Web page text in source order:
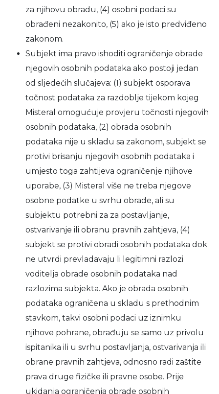
za njihovu obradu, (4) osobni podaci su
obrađeni nezakonito, (5) ako je isto predviđeno
zakonom.
Subjekt ima pravo ishoditi ograničenje obrade
njegovih osobnih podataka ako postoji jedan
od sljedećih slučajeva: (1) subjekt osporava
točnost podataka za razdoblje tijekom kojeg
Misteral omogućuje provjeru točnosti njegovih
osobnih podataka, (2) obrada osobnih
podataka nije u skladu sa zakonom, subjekt se
protivi brisanju njegovih osobnih podataka i
umjesto toga zahtijeva ograničenje njihove
uporabe, (3) Misteral više ne treba njegove
osobne podatke u svrhu obrade, ali su
subjektu potrebni za za postavljanje,
ostvarivanje ili obranu pravnih zahtjeva, (4)
subjekt se protivi obradi osobnih podataka dok
ne utvrdi prevladavaju li legitimni razlozi
voditelja obrade osobnih podataka nad
razlozima subjekta. Ako je obrada osobnih
podataka ograničena u skladu s prethodnim
stavkom, takvi osobni podaci uz iznimku
njihove pohrane, obrađuju se samo uz privolu
ispitanika ili u svrhu postavljanja, ostvarivanja ili
obrane pravnih zahtjeva, odnosno radi zaštite
prava druge fizičke ili pravne osobe. Prije
ukidanja ograničenja obrade osobnih